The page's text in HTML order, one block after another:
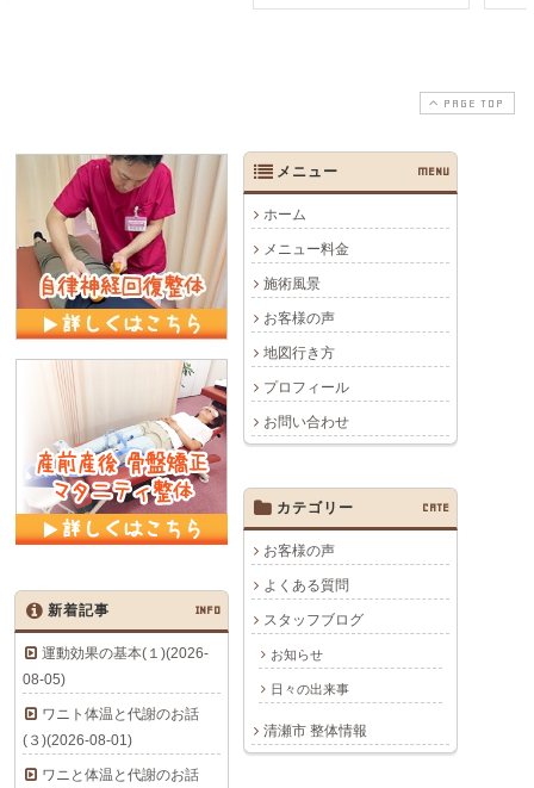
PAGE TOP
メニュー MENU
ホーム
メニュー料金
施術風景
お客様の声
地図行き方
プロフィール
お問い合わせ
カテゴリー CATE
お客様の声
よくある質問
スタッフブログ
お知らせ
日々の出来事
清瀬市 整体情報
新着記事 INFO
運動効果の基本(１)(2026-
08-05)
ワニト体温と代謝のお話
(３)(2026-08-01)
ワニと体温と代謝のお話